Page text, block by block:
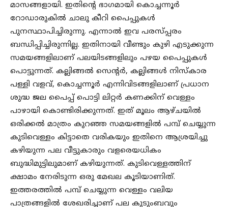
മാസങ്ങളായി. ഇതിന്റെ ഭാഗമായി കൊച്ചന്നൂർ
റോഡാരുകിൽ ചാലു കീറി പൈപ്പുകൾ
പുനസ്ഥാപിച്ചിരുന്നു. എന്നാൽ ഇവ പരസ്പ്പരം
ബന്ധിപ്പിച്ചിരുന്നില്ല. ഇതിനായി വീണ്ടും കുഴി എടുക്കുന്ന
സമയങ്ങളിലാണ് പലയിടങ്ങളിലും പഴയ പൈപ്പുകൾ
പൊട്ടുന്നത്. കല്ലിങ്ങൽ സെന്റർ, കല്ലിങ്ങൾ നിസ്കാര
പള്ളി വളവ്, കൊച്ചന്നൂർ എന്നിവിടങ്ങളിലാണ് പ്രധാന
ശുദ്ധ ജല പൈപ്പ് പൊട്ടി ലിറ്റർ കണക്കിന് വെള്ളം
പാഴായി കൊണ്ടിരിക്കുന്നത്. ഇത് മൂലം ആഴ്ചയിൽ
ഒരിക്കൽ മാത്രം കുറഞ്ഞ സമയങ്ങളിൽ പമ്പ് ചെയ്യുന്ന
കുടിവെള്ളം കിട്ടാതെ വരികയും ഇതിനെ ആശ്രയിച്ചു
കഴിയുന്ന പല വീട്ടുകാരും വളരെയധികം
ബുദ്ധിമുട്ടിലുമാണ് കഴിയുന്നത്. കുടിവെള്ളത്തിന്
ക്ഷാമം നേരിടുന്ന ഒരു മേഖല കൂടിയാണിത്.
ഇത്തരത്തിൽ പമ്പ് ചെയ്യുന്ന വെള്ളം വലിയ
പാത്രങ്ങളിൽ ശേഖരിച്ചാണ് പല കുടുംബവും